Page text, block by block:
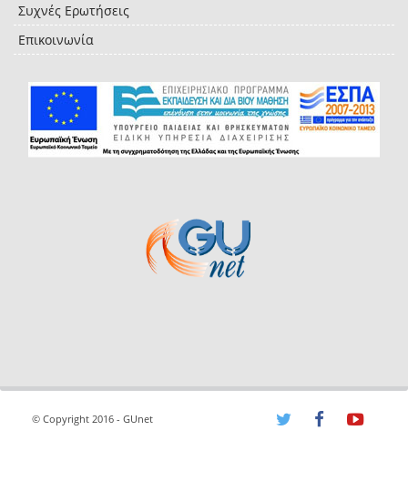
Συχνές Ερωτήσεις
Επικοινωνία
© Copyright 2016 - GUnet